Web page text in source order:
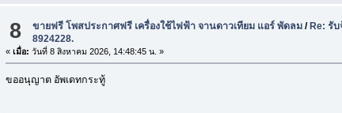
8 ขายฟรี โพสประกาศฟรี เครื่องใช้ไฟฟ้า จานดาวเทียม แอร์ พัดลม / Re: รั
8924228.
« เมื่อ: วันที่ 8 สิงหาคม 2026, 14:48:45 น. »
ขออนุญาต อัพเดทกระทู้